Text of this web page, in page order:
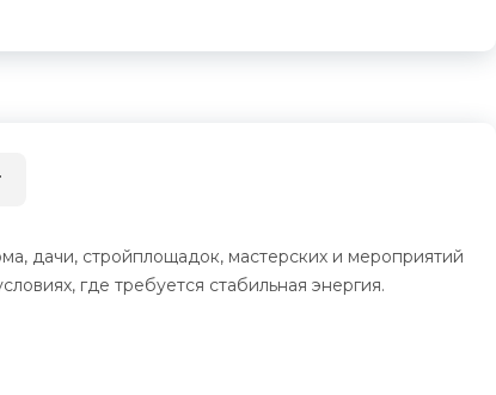
дачи, стройплощадок, мастерских и мероприятий
где требуется стабильная энергия.